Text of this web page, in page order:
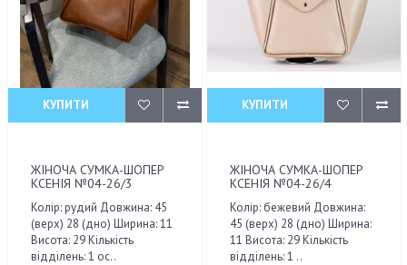
КУПИТИ
ЖІНОЧА СУМКА-ШОПЕР
КСЕНІЯ №04-26/3
Колір: рудий Довжина: 45
(верх) 28 (дно) Ширина: 11
Висота: 29 Кількість
відділень: 1 ос..
КУПИТИ
ЖІНОЧА СУМКА-ШОПЕР
КСЕНІЯ №04-26/4
Колір: бежевий Довжина:
45 (верх) 28 (дно) Ширина:
11 Висота: 29 Кількість
відділень: 1 ..